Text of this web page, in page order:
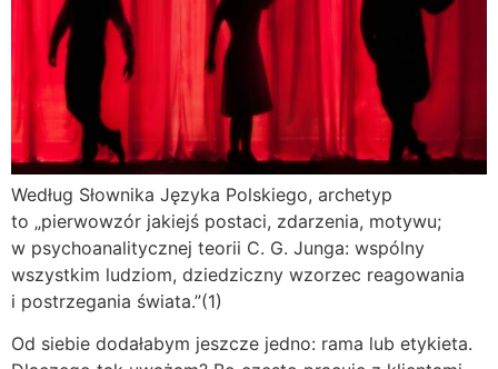
Według Słownika Języka Polskiego, archetyp
to „pierwowzór jakiejś postaci, zdarzenia, motywu;
w psychoanalitycznej teorii C. G. Junga: wspólny
wszystkim ludziom, dziedziczny wzorzec reagowania
i postrzegania świata.”(1)
Od siebie dodałabym jeszcze jedno: rama lub etykieta.